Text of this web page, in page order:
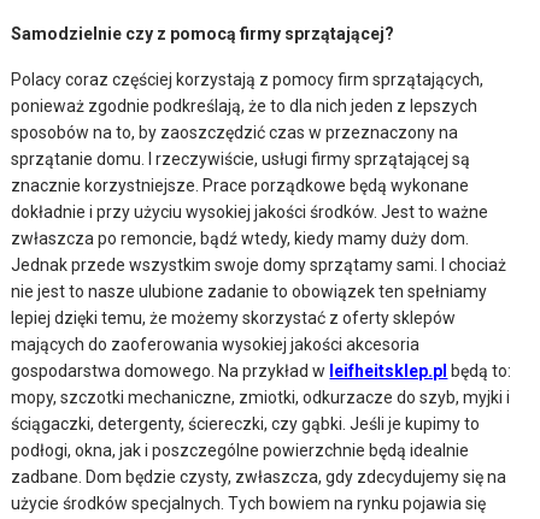
Samodzielnie czy z pomocą firmy sprzątającej?
Polacy coraz częściej korzystają z pomocy firm sprzątających,
ponieważ zgodnie podkreślają, że to dla nich jeden z lepszych
sposobów na to, by zaoszczędzić czas w przeznaczony na
sprzątanie domu. I rzeczywiście, usługi firmy sprzątającej są
znacznie korzystniejsze. Prace porządkowe będą wykonane
dokładnie i przy użyciu wysokiej jakości środków. Jest to ważne
zwłaszcza po remoncie, bądź wtedy, kiedy mamy duży dom.
Jednak przede wszystkim swoje domy sprzątamy sami. I chociaż
nie jest to nasze ulubione zadanie to obowiązek ten spełniamy
lepiej dzięki temu, że możemy skorzystać z oferty sklepów
mających do zaoferowania wysokiej jakości akcesoria
gospodarstwa domowego. Na przykład w leifheitsklep.pl będą to:
mopy, szczotki mechaniczne, zmiotki, odkurzacze do szyb, myjki i
ściągaczki, detergenty, ściereczki, czy gąbki. Jeśli je kupimy to
podłogi, okna, jak i poszczególne powierzchnie będą idealnie
zadbane. Dom będzie czysty, zwłaszcza, gdy zdecydujemy się na
użycie środków specjalnych. Tych bowiem na rynku pojawia się